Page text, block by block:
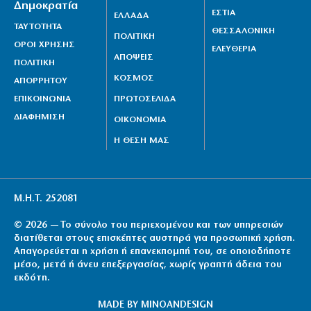
6|08|2026 | 21:35
Δημοκρατία
ΤΑΥΤΟΤΗΤΑ
ΟΡΟΙ ΧΡΗΣΗΣ
ΠΟΛΙΤΙΚΗ
ΑΠΟΡΡΗΤΟΥ
ΕΠΙΚΟΙΝΩΝΙΑ
ΔΙΑΦΗΜΙΣΗ
ΕΛΛΑΔΑ
ΠΟΛΙΤΙΚΗ
ΑΠΟΨΕΙΣ
ΚΟΣΜΟΣ
ΠΡΩΤΟΣΕΛΙΔΑ
ΟΙΚΟΝΟΜΙΑ
Η ΘΕΣΗ ΜΑΣ
ΕΣΤΙΑ
ΘΕΣΣΑΛΟΝΙΚΗ
ΕΛΕΥΘΕΡΙΑ
Μ.Η.Τ. 252081
© 2026 — Το σύνολο του περιεχομένου και των υπηρεσιών
διατίθεται στους επισκέπτες αυστηρά για προσωπική χρήση.
Απαγορεύεται η χρήση ή επανεκπομπή του, σε οποιοδήποτε
μέσο, μετά ή άνευ επεξεργασίας, χωρίς γραπτή άδεια του
εκδότη.
MADE BY MINOANDESIGN